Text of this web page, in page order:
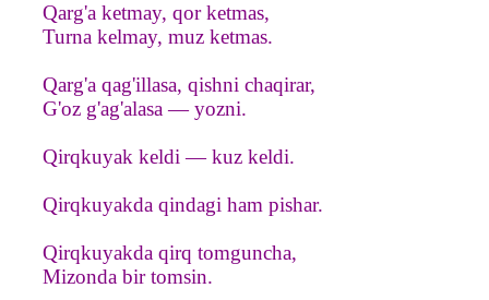
Qarg'a ketmay, qor ketmas,
Turna kelmay, muz ketmas.
Qarg'a qag'illasa, qishni chaqirar,
G'oz g'ag'alasa — yozni.
Qirqkuyak keldi — kuz keldi.
Qirqkuyakda qindagi ham pishar.
Qirqkuyakda qirq tomguncha,
Mizonda bir tomsin.